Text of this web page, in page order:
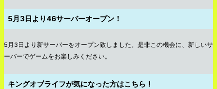
5月3日より46サーバーオープン！
5月3日より新サーバーをオープン致しました。是非この機会に、新しいサ
ーバーでゲームをお楽しみください。
キングオブライフが気になった方はこちら！